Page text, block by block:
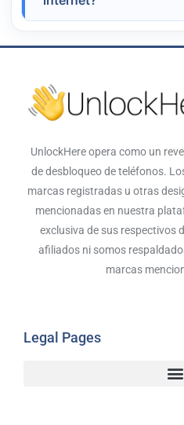
servicios autorizados
no siempre entregan
rapidez, la opción más
plataformas
UnlockHere opera como un
de desbloqueo de teléfonos.
marcas registradas u otras
mencionadas en nuestra
exclusiva de sus respectivos
afiliados ni somos
marcas
Legal Pages